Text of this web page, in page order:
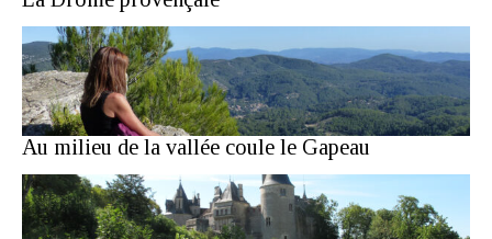
Au milieu de la vallée coule le Gapeau